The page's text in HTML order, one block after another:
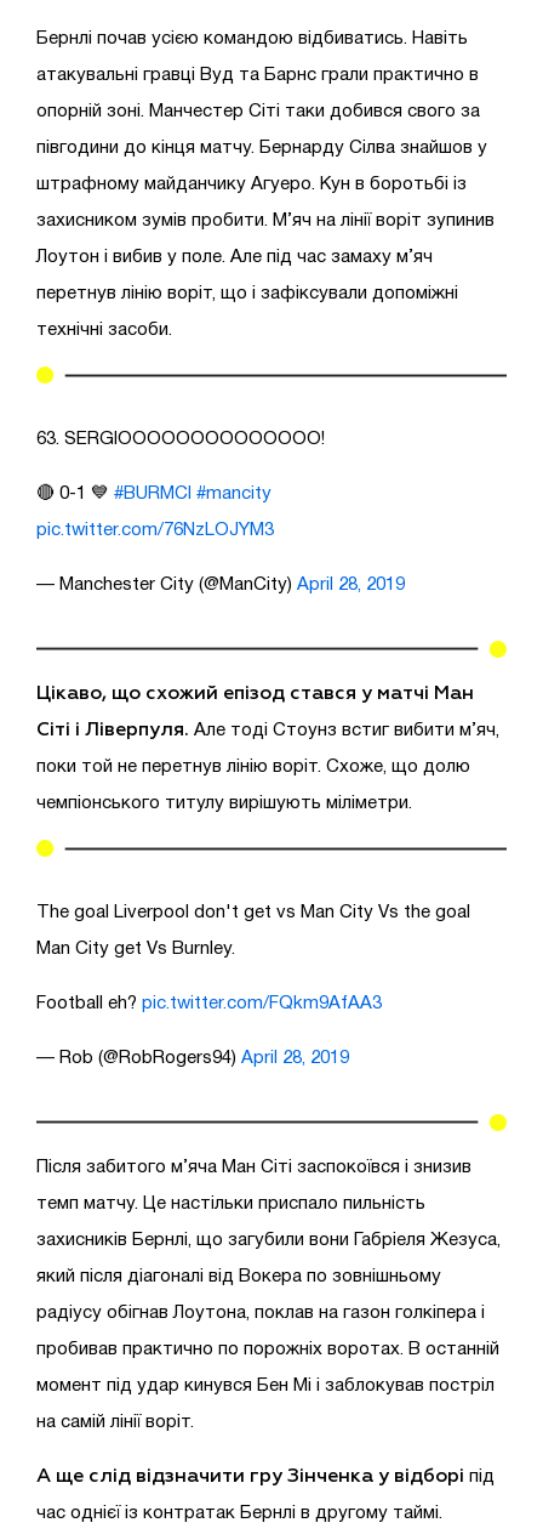
Бернлі почав усією командою відбиватись. Навіть
атакувальні гравці Вуд та Барнс грали практично в
опорній зоні. Манчестер Сіті таки добився свого за
півгодини до кінця матчу. Бернарду Сілва знайшов у
штрафному майданчику Агуеро. Кун в боротьбі із
захисником зумів пробити. М’яч на лінії воріт зупинив
Лоутон і вибив у поле. Але під час замаху м’яч
перетнув лінію воріт, що і зафіксували допоміжні
технічні засоби.
63. SERGIOOOOOOOOOOOOOO!
🔴 0-1 💙 #BURMCI #mancity
pic.twitter.com/76NzLOJYM3
— Manchester City (@ManCity) April 28, 2019
Цікаво, що схожий епізод стався у матчі Ман
Сіті і Ліверпуля. Але тоді Стоунз встиг вибити м’яч,
поки той не перетнув лінію воріт. Схоже, що долю
чемпіонського титулу вирішують міліметри.
The goal Liverpool don't get vs Man City Vs the goal
Man City get Vs Burnley.
Football eh? pic.twitter.com/FQkm9AfAA3
— Rob (@RobRogers94) April 28, 2019
Після забитого м’яча Ман Сіті заспокоївся і знизив
темп матчу. Це настільки приспало пильність
захисників Бернлі, що загубили вони Габріеля Жезуса,
який після діагоналі від Вокера по зовнішньому
радіусу обігнав Лоутона, поклав на газон голкіпера і
пробивав практично по порожніх воротах. В останній
момент під удар кинувся Бен Мі і заблокував постріл
на самій лінії воріт.
А ще слід відзначити гру Зінченка у відборі під
час однієї із контратак Бернлі в другому таймі.